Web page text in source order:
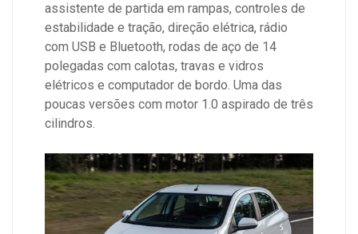
assistente de partida em rampas, controles de
estabilidade e tração, direção elétrica, rádio
com USB e Bluetooth, rodas de aço de 14
polegadas com calotas, travas e vidros
elétricos e computador de bordo. Uma das
poucas versões com motor 1.0 aspirado de três
cilindros.